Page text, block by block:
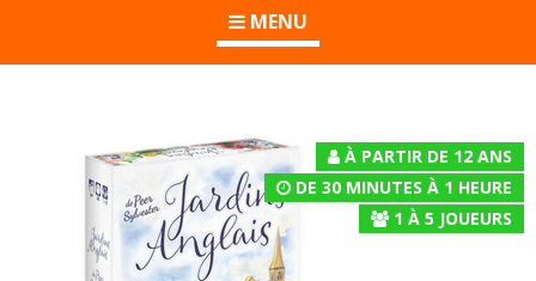
MENU
À PARTIR DE 12 ANS
DE 30 MINUTES À 1 HEURE
1 À 5 JOUEURS